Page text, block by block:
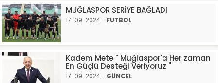
MUĞLASPOR SERİYE BAĞLADI
17-09-2024 - FUTBOL
Kadem Mete '' Muğlaspor'a Her zaman
En Güçlü Desteği Veriyoruz ''
17-09-2024 - GÜNCEL